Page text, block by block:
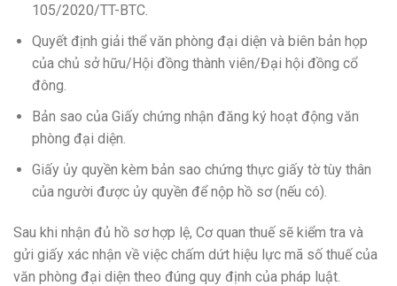
105/2020/TT-BTC.
Quyết định giải thể văn phòng đại diện và biên bản họp
của chủ sở hữu/Hội đồng thành viên/Đại hội đồng cổ
đông.
Bản sao của Giấy chứng nhận đăng ký hoạt động văn
phòng đại diện.
Giấy ủy quyền kèm bản sao chứng thực giấy tờ tùy thân
của người được ủy quyền để nộp hồ sơ (nếu có).
Sau khi nhận đủ hồ sơ hợp lệ, Cơ quan thuế sẽ kiểm tra và
gửi giấy xác nhận về việc chấm dứt hiệu lực mã số thuế của
văn phòng đại diện theo đúng quy định của pháp luật.